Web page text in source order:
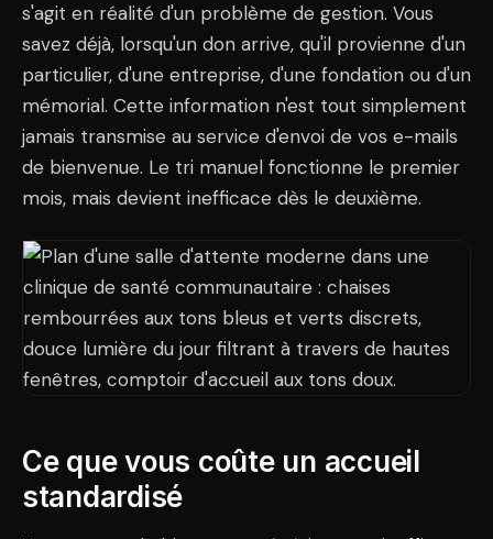
s'agit en réalité d'un problème de gestion. Vous
savez déjà, lorsqu'un don arrive, qu'il provienne d'un
particulier, d'une entreprise, d'une fondation ou d'un
mémorial. Cette information n'est tout simplement
jamais transmise au service d'envoi de vos e-mails
de bienvenue. Le tri manuel fonctionne le premier
mois, mais devient inefficace dès le deuxième.
Ce que vous coûte un accueil
standardisé